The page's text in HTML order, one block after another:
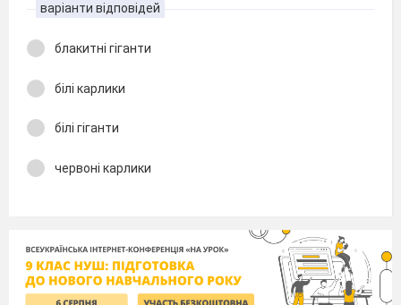
варіанти відповідей
блакитні гіганти
білі карлики
білі гіганти
червоні карлики